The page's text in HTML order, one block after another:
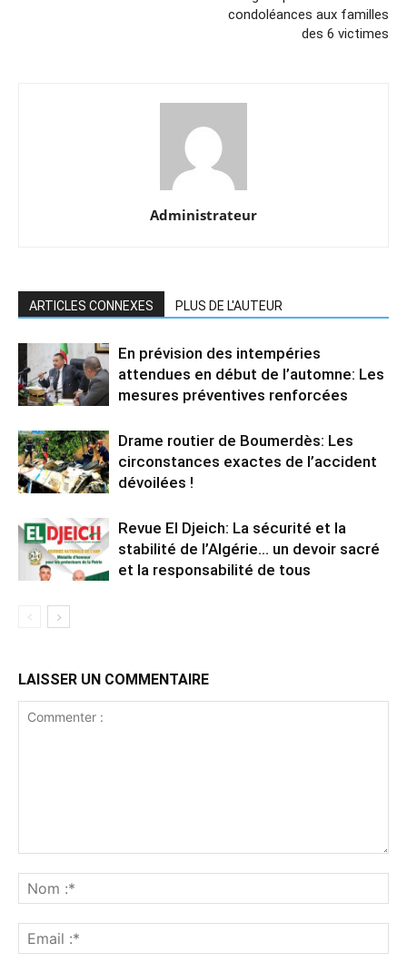
condoléances aux familles
des 6 victimes
Administrateur
ARTICLES CONNEXES PLUS DE L'AUTEUR
En prévision des intempéries
attendues en début de l’automne: Les
mesures préventives renforcées
Drame routier de Boumerdès: Les
circonstances exactes de l’accident
dévoilées !
Revue El Djeich: La sécurité et la
stabilité de l’Algérie… un devoir sacré
et la responsabilité de tous
LAISSER UN COMMENTAIRE